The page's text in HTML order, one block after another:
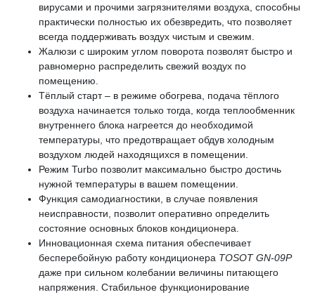
вирусами и прочими загрязнителями воздуха, способны
практически полностью их обезвредить, что позволяет
всегда поддерживать воздух чистым и свежим.
Жалюзи с широким углом поворота позволят быстро и
равномерно распределить свежий воздух по
помещению.
Тёплый старт – в режиме обогрева, подача тёплого
воздуха начинается только тогда, когда теплообменник
внутреннего блока нагреется до необходимой
температуры, что предотвращает обдув холодным
воздухом людей находящихся в помещении.
Режим Turbo позволит максимально быстро достичь
нужной температуры в вашем помещении.
Функция самодиагностики, в случае появления
неисправности, позволит оперативно определить
состояние основных блоков кондиционера.
Инновационная схема питания обеспечивает
бесперебойную работу кондиционера TOSOT GN-09P
даже при сильном колебании величины питающего
напряжения. Стабильное функционирование